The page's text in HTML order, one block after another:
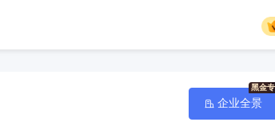
企业全景